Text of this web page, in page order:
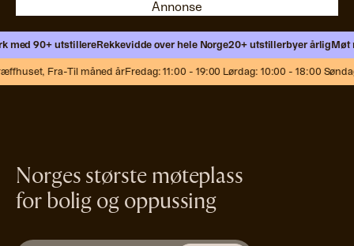
Annonse Annonse
90+ utstillereRekkevidde over hele Norge20+ utstillerbyer årligMøt
Fra-Til måned år Fredag: 11:00 - 19:00 Lørdag: 10:00 - 18:00 Søndag:
Norges største møteplass
for bolig og oppussing